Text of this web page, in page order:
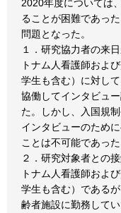
2020年度については
ることが困難であっ
問題となった。
１．研究協力者の来
トナム人看護師およ
学生も含む）に対し
協働してインタビュ
た。しかし、入国規
インタビューのため
ことは不可能であった
２．研究対象者との
トナム人看護師およ
学生も含む）である
齢者施設に勤務して